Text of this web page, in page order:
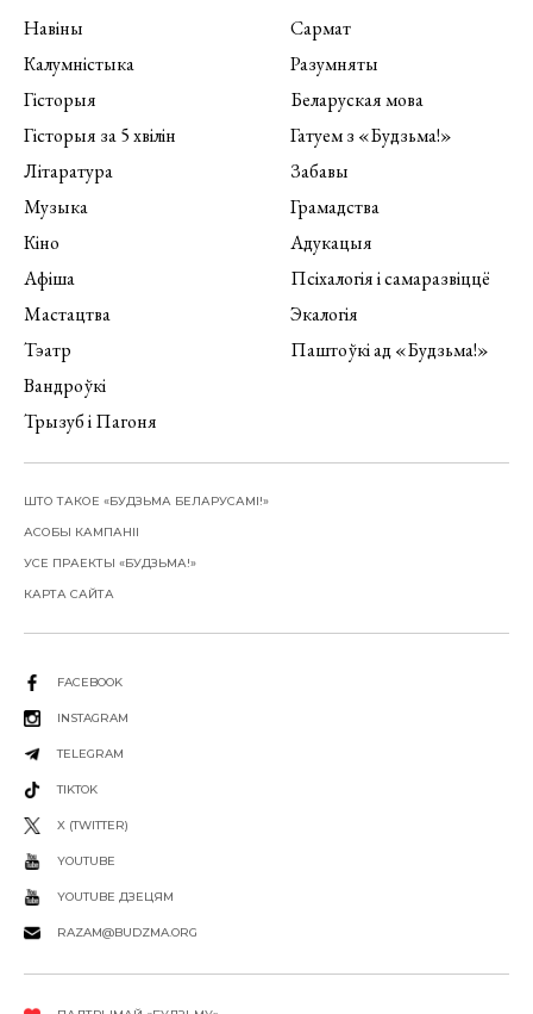
Навіны
Калумністыка
Гісторыя
Гісторыя за 5 хвілін
Літаратура
Музыка
Кіно
Афіша
Мастацтва
Тэатр
Вандроўкі
Трызуб і Пагоня
Сармат
Разумняты
Беларуская мова
Гатуем з «Будзьма!»
Забавы
Грамадства
Адукацыя
Псіхалогія і самаразвіццё
Экалогія
Паштоўкі ад «Будзьма!»
ШТО ТАКОЕ «БУДЗЬМА БЕЛАРУСАМІ!»
АСОБЫ КАМПАНІІ
УСЕ ПРАЕКТЫ «БУДЗЬМА!»
КАРТА САЙТА
FACEBOOK
INSTAGRAM
TELEGRAM
TIKTOK
X (TWITTER)
YOUTUBE
YOUTUBE ДЗЕЦЯМ
RAZAM@BUDZMA.ORG